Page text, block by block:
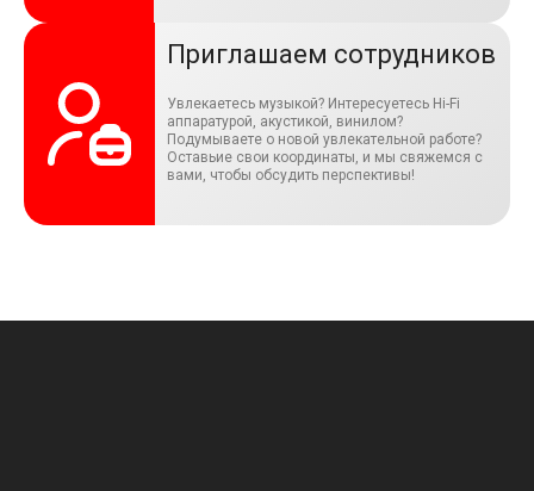
Приглашаем сотрудников
Увлекаетесь музыкой? Интересуетесь Hi-Fi
аппаратурой, акустикой, винилом?
Подумываете о новой увлекательной работе?
Оставьие свои координаты, и мы свяжемся с
вами, чтобы обсудить перспективы!